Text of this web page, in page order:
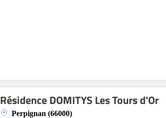
Résidence DOMITYS Les Tours d'Or
Perpignan (66000)